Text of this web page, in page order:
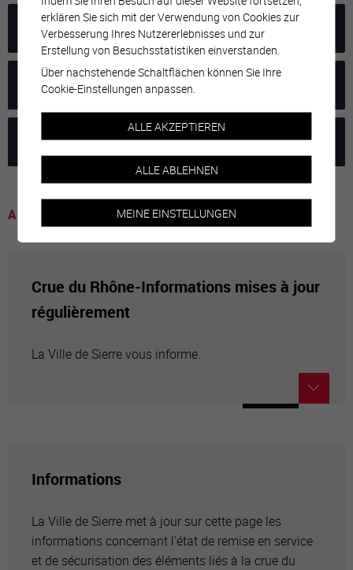
POUR LES LOCATAIRES
POUR LES PROPRIÉTAIRES
PREMIERS RÉFLEXES
A voir
Crue du Rhône-Informations mises à jour
régulièrement
La Ville de Sierre vous informe.
Informations
La Ville de Sierre met à jour sur cette page les
informations concernant l'état de remise en service
et de sécurisation des éléments liés à la crue du
erklären Sie sich mit der Verwendung von Cookies zur
Verbesserung Ihres Nutzererlebnisses und zur
Erstellung von Besuchsstatistiken einverstanden.
Über nachstehende Schaltflächen können Sie Ihre
Cookie-Einstellungen anpassen.
ALLE AKZEPTIEREN
ALLE ABLEHNEN
MEINE EINSTELLUNGEN